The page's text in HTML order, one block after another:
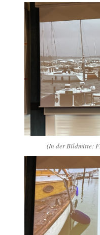
(In der Bildmitte: